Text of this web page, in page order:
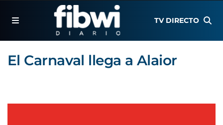
TV DIRECTO
El Carnaval llega a Alaior